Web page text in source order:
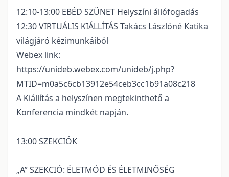
12:10-13:00 EBÉD SZÜNET Helyszíni állófogadás
12:30 VIRTUÁLIS KIÁLLÍTÁS Takács Lászlóné Katika
világjáró kézimunkáiból
Webex link:
https://unideb.webex.com/unideb/j.php?
MTID=m0a5c6cb13912e54ceb3cc1b91a08c218
A Kiállítás a helyszínen megtekinthető a
Konferencia mindkét napján.
13:00 SZEKCIÓK
„A” SZEKCIÓ: ÉLETMÓD ÉS ÉLETMINŐSÉG